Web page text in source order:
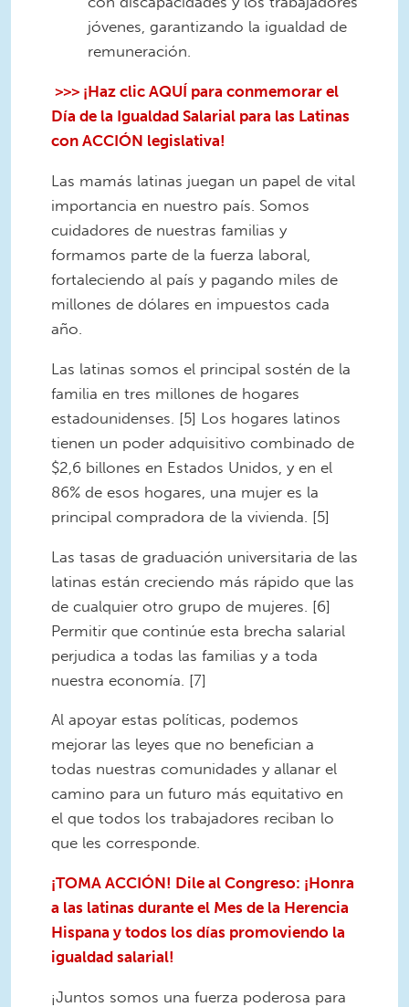
jóvenes, garantizando la igualdad de
remuneración.
>>> ¡Haz clic AQUÍ para conmemorar el
Día de la Igualdad Salarial para las Latinas
con ACCIÓN legislativa!
Las mamás latinas juegan un papel de vital
importancia en nuestro país. Somos
cuidadores de nuestras familias y
formamos parte de la fuerza laboral,
fortaleciendo al país y pagando miles de
millones de dólares en impuestos cada
año.
Las latinas somos el principal sostén de la
familia en tres millones de hogares
estadounidenses. [5] Los hogares latinos
tienen un poder adquisitivo combinado de
$2,6 billones en Estados Unidos, y en el
86% de esos hogares, una mujer es la
principal compradora de la vivienda. [5]
Las tasas de graduación universitaria de las
latinas están creciendo más rápido que las
de cualquier otro grupo de mujeres. [6]
Permitir que continúe esta brecha salarial
perjudica a todas las familias y a toda
nuestra economía. [7]
Al apoyar estas políticas, podemos
mejorar las leyes que no benefician a
todas nuestras comunidades y allanar el
camino para un futuro más equitativo en
el que todos los trabajadores reciban lo
que les corresponde.
¡TOMA ACCIÓN! Dile al Congreso: ¡Honra
a las latinas durante el Mes de la Herencia
Hispana y todos los días promoviendo la
igualdad salarial!
¡Juntos somos una fuerza poderosa para